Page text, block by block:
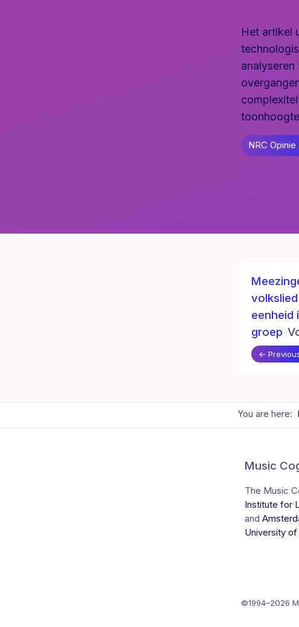
Het artikel
NRC
eenheid
groep
←
You are here:
Music
The Music
Institute for
and
University
©1994–2026